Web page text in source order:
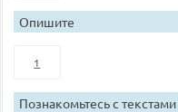
Опишите
1
Познакомьтесь с текстами